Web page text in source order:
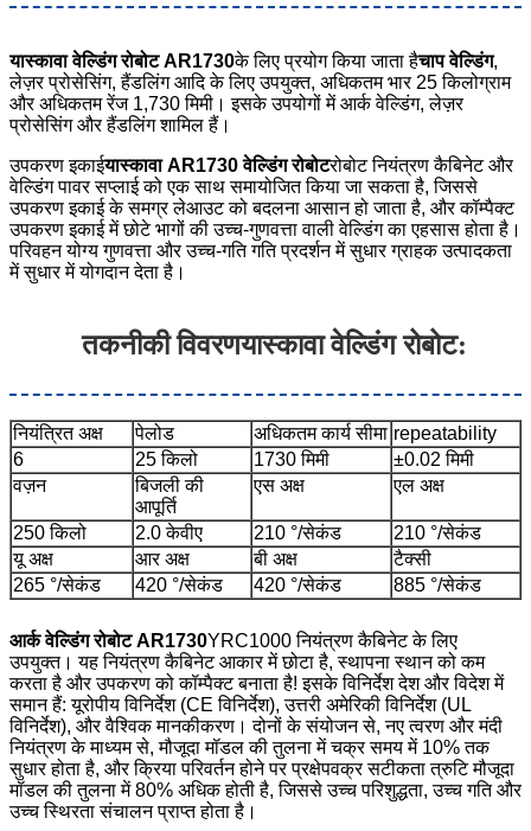
यास्कावा वेल्डिंग रोबोट AR1730के लिए प्रयोग किया जाता हैचाप वेल्डिंग,
लेज़र प्रोसेसिंग, हैंडलिंग आदि के लिए उपयुक्त, अधिकतम भार 25 किलोग्राम
और अधिकतम रेंज 1,730 मिमी। इसके उपयोगों में आर्क वेल्डिंग, लेज़र
प्रोसेसिंग और हैंडलिंग शामिल हैं।
उपकरण इकाईयास्कावा AR1730 वेल्डिंग रोबोटरोबोट नियंत्रण कैबिनेट और
वेल्डिंग पावर सप्लाई को एक साथ समायोजित किया जा सकता है, जिससे
उपकरण इकाई के समग्र लेआउट को बदलना आसान हो जाता है, और कॉम्पैक्ट
उपकरण इकाई में छोटे भागों की उच्च-गुणवत्ता वाली वेल्डिंग का एहसास होता है।
परिवहन योग्य गुणवत्ता और उच्च-गति गति प्रदर्शन में सुधार ग्राहक उत्पादकता
में सुधार में योगदान देता है।
तकनीकी विवरणयास्कावा वेल्डिंग रोबोट:
नियंत्रित अक्ष पेलोड अधिकतम कार्य सीमा repeatability
6
25 किलो 1730 मिमी
±0.02 मिमी
वज़न
बिजली की
आपूर्ति
एस अक्ष एल अक्ष
250 किलो 2.0 केवीए 210 °/सेकंड
210 °/सेकंड
यू अक्ष
आर अक्ष बी अक्ष
टैक्सी
265 °/सेकंड
420 °/सेकंड 420 °/सेकंड 885 °/सेकंड
आर्क वेल्डिंग रोबोट AR1730YRC1000 नियंत्रण कैबिनेट के लिए
उपयुक्त। यह नियंत्रण कैबिनेट आकार में छोटा है, स्थापना स्थान को कम
करता है और उपकरण को कॉम्पैक्ट बनाता है! इसके विनिर्देश देश और विदेश में
समान हैं: यूरोपीय विनिर्देश (CE विनिर्देश), उत्तरी अमेरिकी विनिर्देश (UL
विनिर्देश), और वैश्विक मानकीकरण। दोनों के संयोजन से, नए त्वरण और मंदी
नियंत्रण के माध्यम से, मौजूदा मॉडल की तुलना में चक्र समय में 10% तक
सुधार होता है, और क्रिया परिवर्तन होने पर प्रक्षेपवक्र सटीकता त्रुटि मौजूदा
मॉडल की तुलना में 80% अधिक होती है, जिससे उच्च परिशुद्धता, उच्च गति और
उच्च स्थिरता संचालन प्राप्त होता है।